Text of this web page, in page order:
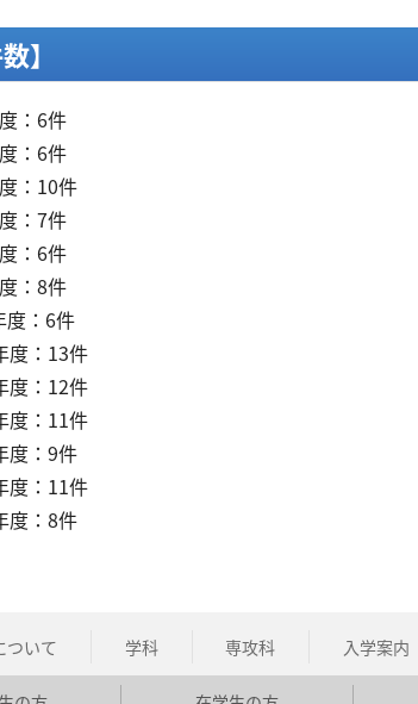
】
：6件
：6件
：10件
：7件
：6件
：8件
度：6件
度：13件
度：12件
度：11件
度：9件
度：11件
度：8件
ついて 学科 専攻科 入学案内